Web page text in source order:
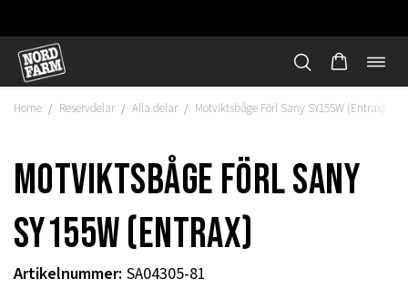
Hoppa
innehåll
Home / Reservdelar / Alla delar / Motviktsbåge Förl Sany SY155W (Entrax)
Motviktsbåge Förl Sany
SY155W (Entrax)
Artikelnummer: SA04305-81